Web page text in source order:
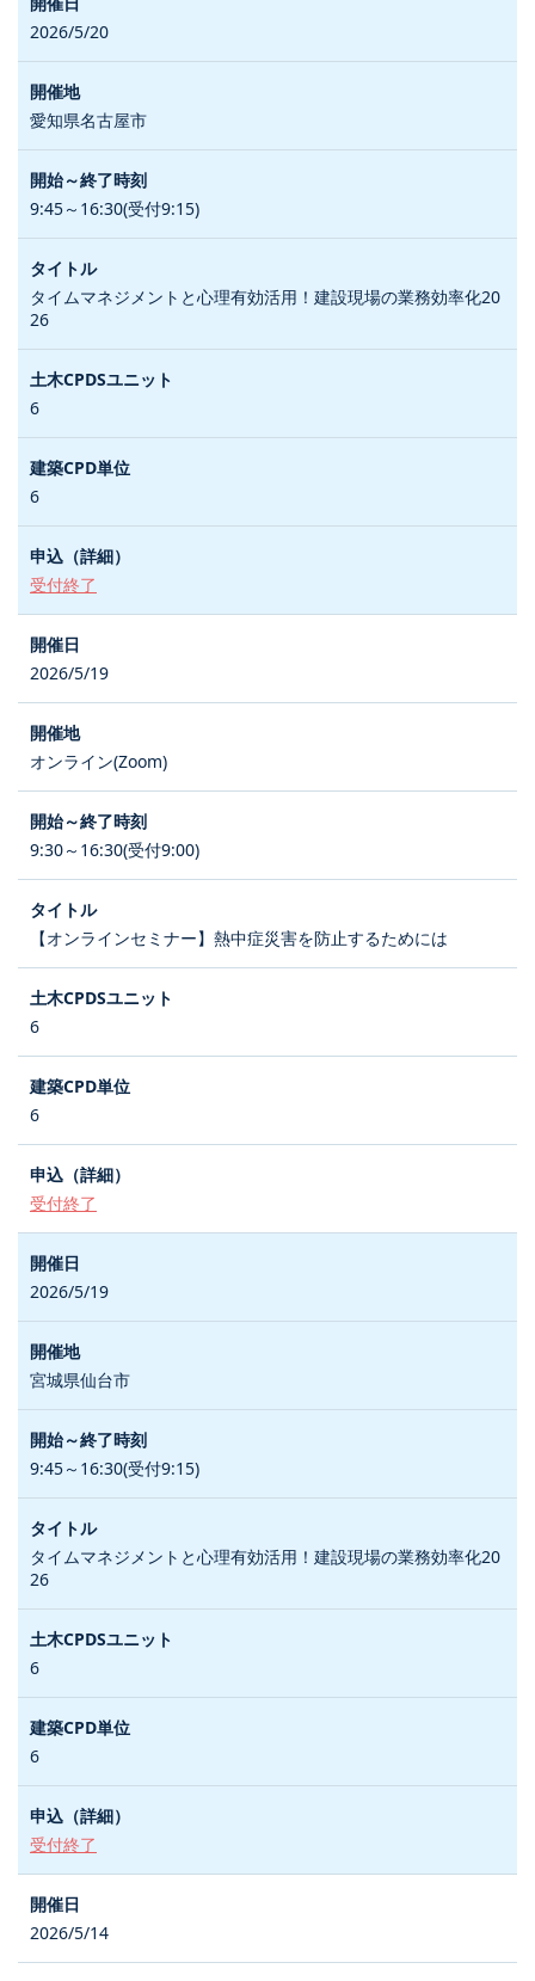
2026/5/20
愛知県名古屋市
9:45～16:30(受付9:15)
タイムマネジメントと心理有効活用！建設現場の業務効率化20
26
6
6
受付終了
2026/5/19
オンライン(Zoom)
9:30～16:30(受付9:00)
【オンラインセミナー】熱中症災害を防止するためには
6
6
受付終了
2026/5/19
宮城県仙台市
9:45～16:30(受付9:15)
タイムマネジメントと心理有効活用！建設現場の業務効率化20
26
6
6
受付終了
2026/5/14